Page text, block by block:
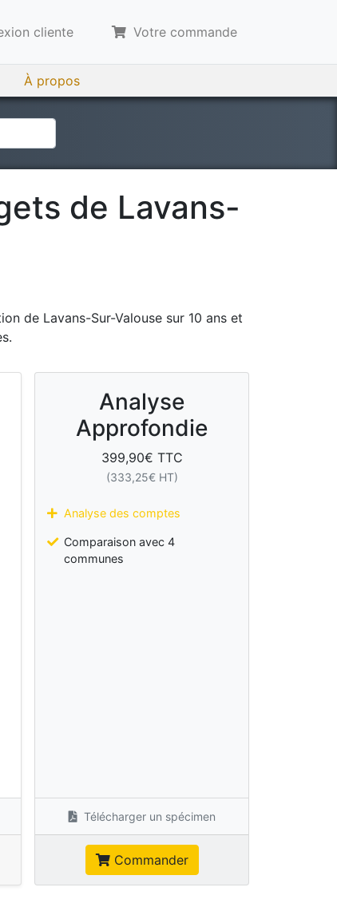
cliente Votre commande
À propos
de Lavans-
de Lavans-Sur-Valouse sur 10 ans et
Analyse
Approfondie
399,90€ TTC
(333,25€ HT)
Analyse des comptes
Comparaison avec 4
communes
Télécharger un spécimen
Commander